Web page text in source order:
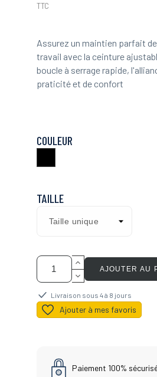
TTC
Assurez un maintien parfait
travail avec la ceinture
boucle à serrage rapide,
praticité et de confort
COULEUR
TAILLE
AJOUTER AU
Livraison sous 4 à 8 jours
Ajouter à mes favoris
Paiement 100%